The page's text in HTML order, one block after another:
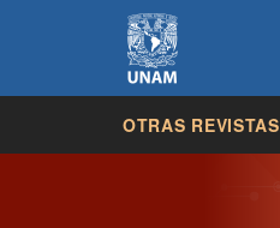
OTRAS REVISTAS